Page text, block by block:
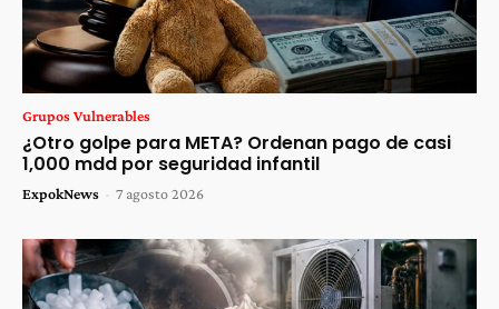
Grupos Vulnerables
¿Otro golpe para META? Ordenan pago de casi
1,000 mdd por seguridad infantil
ExpokNews - 7 agosto 2026